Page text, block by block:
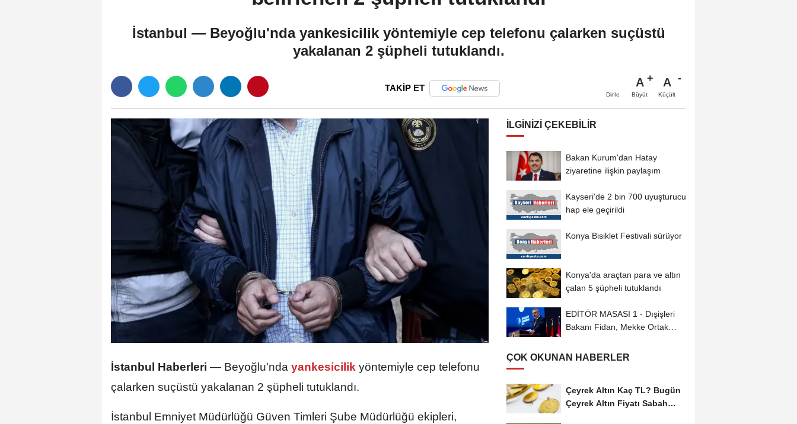
İstanbul — Beyoğlu'nda yankesicilik yöntemiyle cep telefonu çalarken suçüstü
yakalanan 2 şüpheli tutuklandı.
TAKİP ET
Dinle
A
Büyüt
A
Küçült
İstanbul Haberleri — Beyoğlu'nda yankesicilik yöntemiyle cep telefonu
çalarken suçüstü yakalanan 2 şüpheli tutuklandı.
İstanbul Emniyet Müdürlüğü Güven Timleri Şube Müdürlüğü ekipleri,
İLGINIZI ÇEKEBILIR
Bakan Kurum'dan Hatay
ziyaretine ilişkin paylaşım
Kayseri'de 2 bin 700 uyuşturucu
hap ele geçirildi
Konya Bisiklet Festivali sürüyor
Konya'da araçtan para ve altın
çalan 5 şüpheli tutuklandı
EDİTÖR MASASI 1 - Dışişleri
Bakanı Fidan, Mekke Ortak
ÇOK OKUNAN HABERLER
Çeyrek Altın Kaç TL? Bugün
Çeyrek Altın Fiyatı Sabah